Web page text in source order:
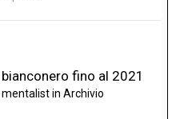
fino al 2021
in Archivio